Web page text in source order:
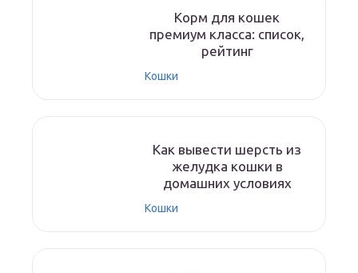
Корм для кошек
премиум класса: список,
рейтинг
Кошки
Как вывести шерсть из
желудка кошки в
домашних условиях
Кошки